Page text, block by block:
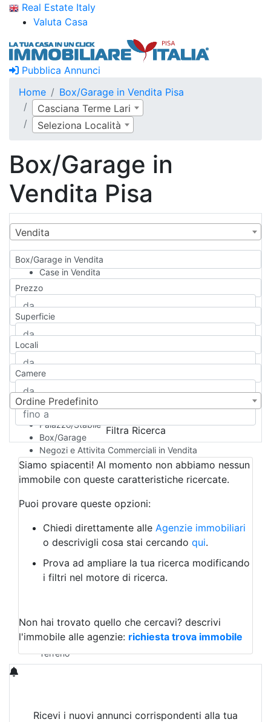
Real Estate Italy
Valuta Casa
Pubblica Annunci
Home
Box/Garage in Vendita Pisa
Casciana Terme Lari
Seleziona Località
Box/Garage in
Vendita Pisa
Vendita
Box/Garage in Vendita
Case in Vendita
Qualsiasi
Appartamento
Casa indipendente
Casa Semi-indipendente
Attico/Mansarda
Rustico/Casale
Camera d'Albergo
Multiproprietà
Palazzo/Stabile
Box/Garage
Negozi e Attivita Commerciali in Vendita
Qualsiasi
Attività/Licenza Commerciale
Azienda Agricola
Bar/Ristorante
Albergo
Laboratorio Artigianale
Negozio/locale commerciale
Agriturismo
Magazzini
Qualsiasi
Terreno edificabile
Terreno
Prezzo
Superficie
Locali
Camere
Ordine Predefinito
Filtra Ricerca
Siamo spiacenti! Al momento non abbiamo nessun
immobile con queste caratteristiche ricercate.
Puoi provare queste opzioni:
Chiedi direttamente alle Agenzie immobiliari
o descrivigli cosa stai cercando qui.
Prova ad ampliare la tua ricerca modificando
i filtri nel motore di ricerca.
Non hai trovato quello che cercavi? descrivi
l'immobile alle agenzie: richiesta trova immobile
Ricevi i nuovi annunci corrispondenti alla tua